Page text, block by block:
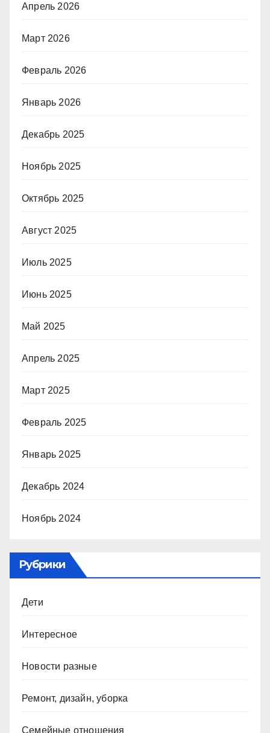
Апрель 2026
Март 2026
Февраль 2026
Январь 2026
Декабрь 2025
Ноябрь 2025
Октябрь 2025
Август 2025
Июль 2025
Июнь 2025
Май 2025
Апрель 2025
Март 2025
Февраль 2025
Январь 2025
Декабрь 2024
Ноябрь 2024
Рубрики
Дети
Интересное
Новости разные
Ремонт, дизайн, уборка
Семейные отношения